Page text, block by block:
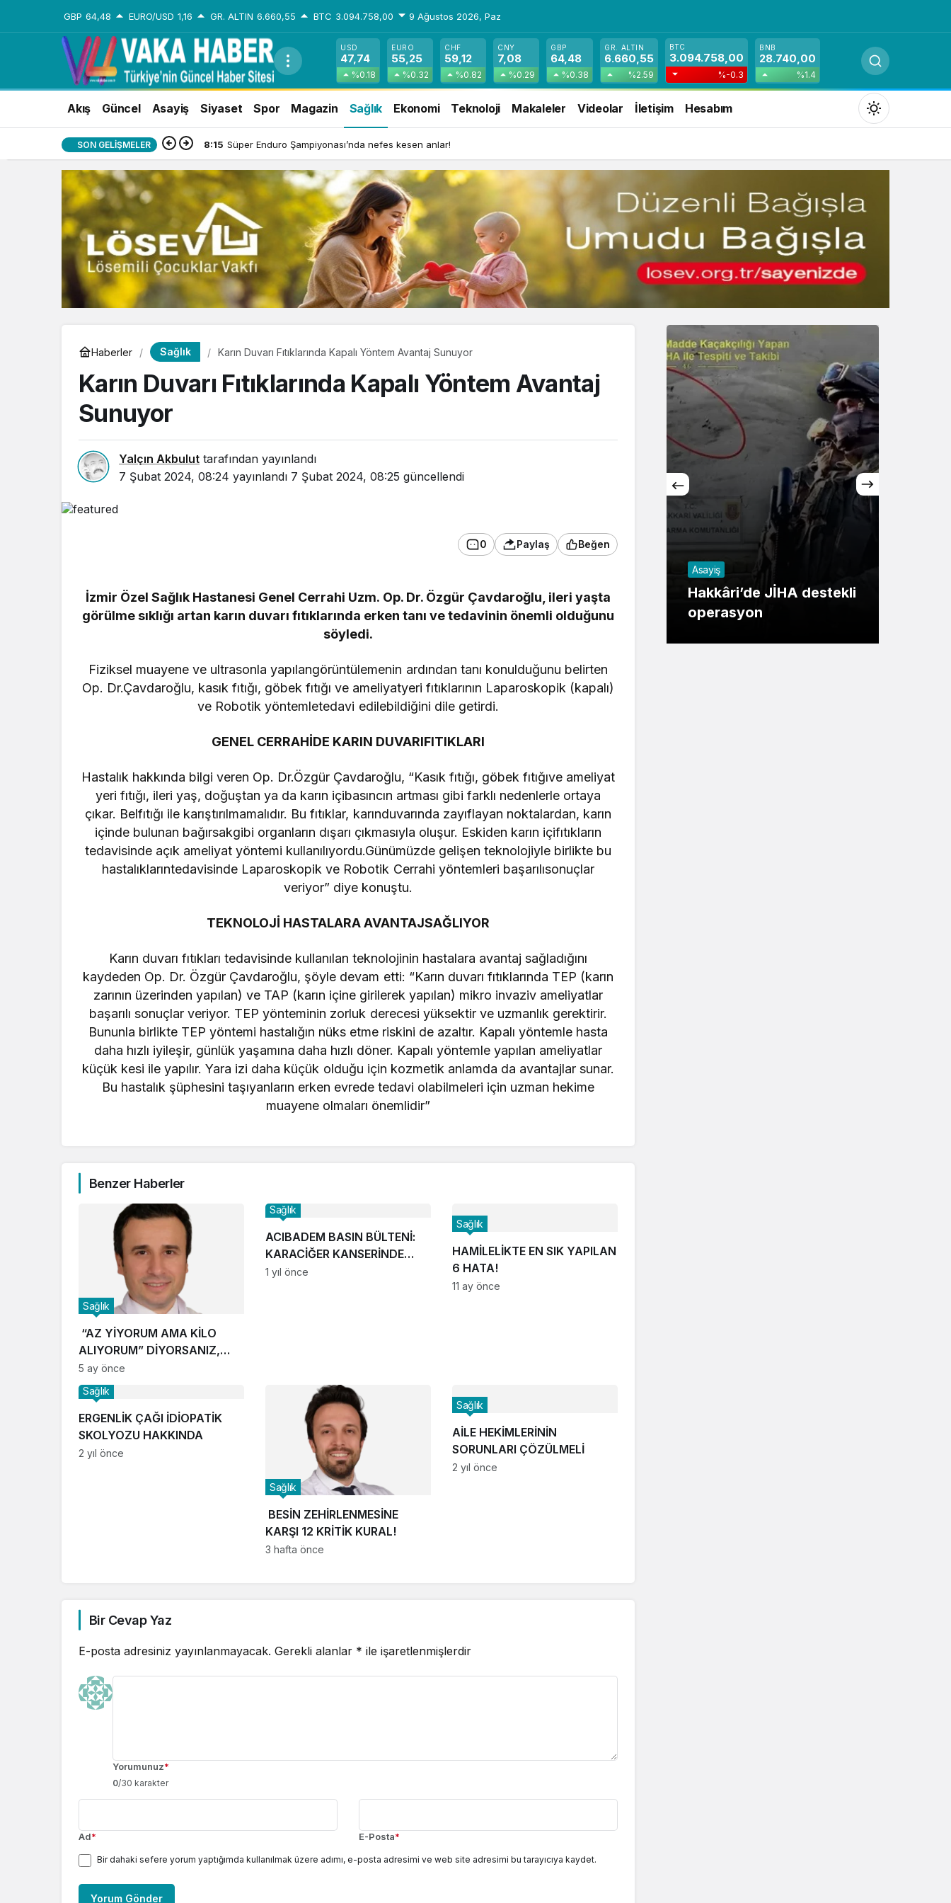
GBP 64,48 EURO/USD 1,16 GR. ALTIN 6.660,55 BTC 3.094.758,00 9 Ağustos 2026, Paz
USD
47,74
%0.18
EURO
55,25
%0.32
CHF
59,12
%0.82
CNY
7,08
%0.29
GBP
64,48
%0.38
GR. ALTIN
6.660,55
%2.59
BTC
3.094.758,00
%-0.3
BNB
28.740,00
%1.4
Akış Güncel Asayiş Siyaset Spor Magazin Sağlık Ekonomi Teknoloji Makaleler Videolar İletişim Hesabım
Mod
değiştir
Gündüz modunu seçin.
Gece Modu
Sistem Modu
Sistem modunu seçin.
SON GELIŞMELER 8:15 Süper Enduro Şampiyonası’nda nefes kesen anlar!
Haberler Sağlık Karın Duvarı Fıtıklarında Kapalı Yöntem Avantaj Sunuyor
Karın Duvarı Fıtıklarında Kapalı Yöntem Avantaj
Sunuyor
Yalçın Akbulut tarafından yayınlandı
7 Şubat 2024, 08:24 yayınlandı 7 Şubat 2024, 08:25 güncellendi
0 Paylaş Beğen
İzmir Özel Sağlık Hastanesi Genel Cerrahi Uzm. Op. Dr. Özgür Çavdaroğlu, ileri yaşta
görülme sıklığı artan karın duvarı fıtıklarında erken tanı ve tedavinin önemli olduğunu
söyledi.
Fiziksel muayene ve ultrasonla yapılangörüntülemenin ardından tanı konulduğunu belirten
Op. Dr.Çavdaroğlu, kasık fıtığı, göbek fıtığı ve ameliyatyeri fıtıklarının Laparoskopik (kapalı)
ve Robotik yöntemletedavi edilebildiğini dile getirdi.
GENEL CERRAHİDE KARIN DUVARIFITIKLARI
Hastalık hakkında bilgi veren Op. Dr.Özgür Çavdaroğlu, “Kasık fıtığı, göbek fıtığıve ameliyat
yeri fıtığı, ileri yaş, doğuştan ya da karın içibasıncın artması gibi farklı nedenlerle ortaya
çıkar. Belfıtığı ile karıştırılmamalıdır. Bu fıtıklar, karınduvarında zayıflayan noktalardan, karın
içinde bulunan bağırsakgibi organların dışarı çıkmasıyla oluşur. Eskiden karın içifıtıkların
tedavisinde açık ameliyat yöntemi kullanılıyordu.Günümüzde gelişen teknolojiyle birlikte bu
hastalıklarıntedavisinde Laparoskopik ve Robotik Cerrahi yöntemleri başarılısonuçlar
veriyor” diye konuştu.
TEKNOLOJİ HASTALARA AVANTAJSAĞLIYOR
Karın duvarı fıtıkları tedavisinde kullanılan teknolojinin hastalara avantaj sağladığını
kaydeden Op. Dr. Özgür Çavdaroğlu, şöyle devam etti: “Karın duvarı fıtıklarında TEP (karın
zarının üzerinden yapılan) ve TAP (karın içine girilerek yapılan) mikro invaziv ameliyatlar
başarılı sonuçlar veriyor. TEP yönteminin zorluk derecesi yüksektir ve uzmanlık gerektirir.
Bununla birlikte TEP yöntemi hastalığın nüks etme riskini de azaltır. Kapalı yöntemle hasta
daha hızlı iyileşir, günlük yaşamına daha hızlı döner. Kapalı yöntemle yapılan ameliyatlar
küçük kesi ile yapılır. Yara izi daha küçük olduğu için kozmetik anlamda da avantajlar sunar.
Bu hastalık şüphesini taşıyanların erken evrede tedavi olabilmeleri için uzman hekime
muayene olmaları önemlidir”
Benzer Haberler
“AZ YİYORUM AMA KİLO
ALIYORUM” DİYORSANIZ,
DİKKAT!
Sağlık
5 ay önce
ACIBADEM BASIN BÜLTENİ:
KARACİĞER KANSERİNDE
TARE YÖNTEMİ UMUT
Sağlık
1 yıl önce
HAMİLELİKTE EN SIK YAPILAN
6 HATA!
Sağlık
11 ay önce
ERGENLİK ÇAĞI İDİOPATİK
SKOLYOZU HAKKINDA
Sağlık
2 yıl önce
BESİN ZEHİRLENMESİNE
KARŞI 12 KRİTİK KURAL!
Sağlık
3 hafta önce
AİLE HEKİMLERİNİN
SORUNLARI ÇÖZÜLMELİ
Sağlık
2 yıl önce
Bir Cevap Yaz
E-posta adresiniz yayınlanmayacak. Gerekli alanlar * ile işaretlenmişlerdir
Yorumunuz*
0/30 karakter
Ad* E-Posta*
Bir dahaki sefere yorum yaptığımda kullanılmak üzere adımı, e-posta adresimi ve web site adresimi bu tarayıcıya kaydet.
Yorum Gönder
Güncel
Şampiyonası’nda nefes
kesen anlar!
Asayiş
Hakkâri’de JİHA destekli
operasyon